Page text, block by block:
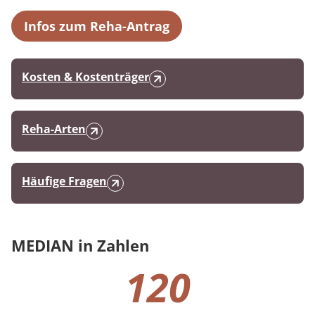
Infos zum Reha-Antrag
Kosten & Kostenträger
Reha-Arten
Häufige Fragen
MEDIAN in Zahlen
120